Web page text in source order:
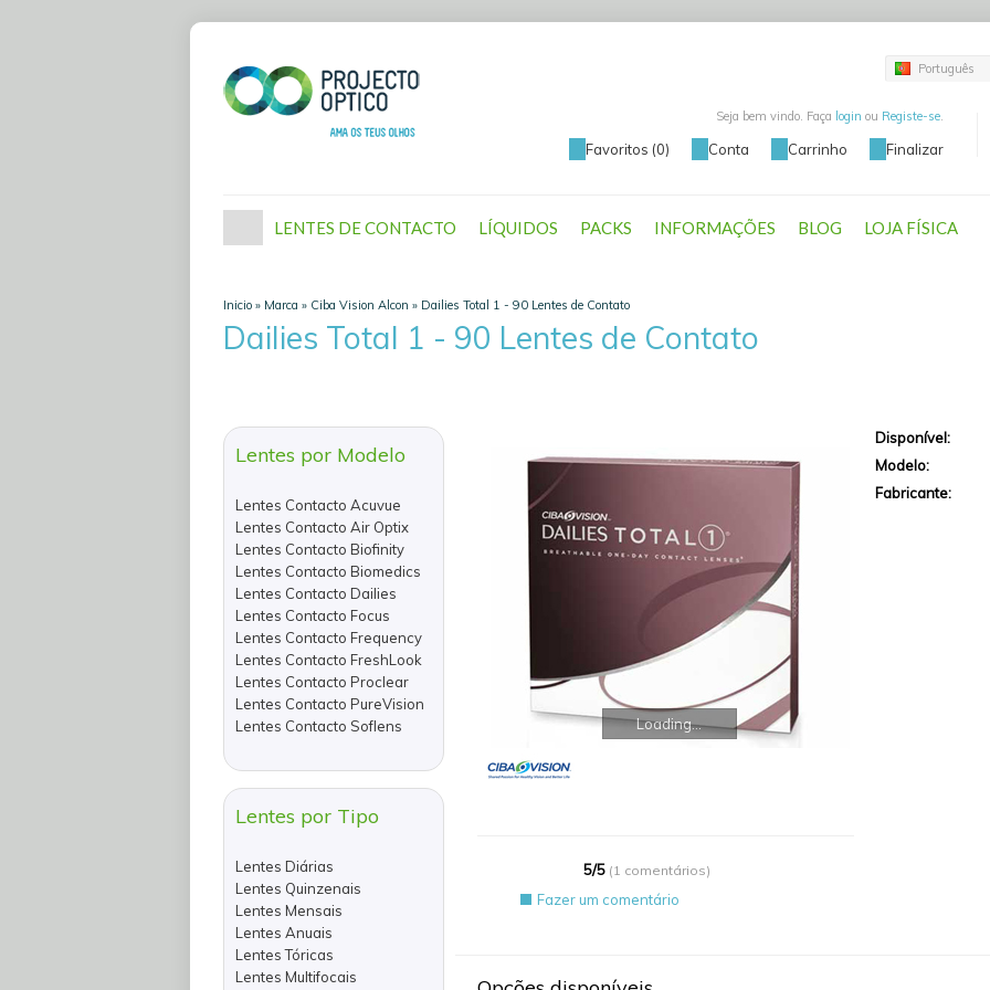
Português
Seja bem vindo. Faça login ou Registe-se.
Favoritos (0) Conta Carrinho Finalizar
LENTES DE CONTACTO LÍQUIDOS PACKS INFORMAÇÕES BLOG LOJA FÍSICA
Inicio » Marca » Ciba Vision Alcon » Dailies Total 1 - 90 Lentes de Contato
Dailies Total 1 - 90 Lentes de Contato
Lentes por Modelo
Lentes Contacto Acuvue
Lentes Contacto Air Optix
Lentes Contacto Biofinity
Lentes Contacto Biomedics
Lentes Contacto Dailies
Lentes Contacto Focus
Lentes Contacto Frequency
Lentes Contacto FreshLook
Lentes Contacto Proclear
Lentes Contacto PureVision
Lentes Contacto Soflens
Lentes por Tipo
Lentes Diárias
Lentes Quinzenais
Lentes Mensais
Lentes Anuais
Lentes Tóricas
Lentes Multifocais
Loading...
Disponível:
Modelo:
Fabricante:
5/5 (1 comentários)
Fazer um comentário